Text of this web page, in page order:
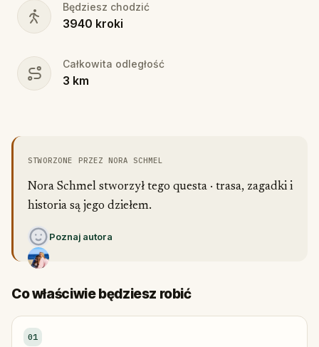
Będziesz chodzić
3940 kroki
Całkowita odległość
3 km
STWORZONE PRZEZ NORA SCHMEL
Nora Schmel stworzył tego questa · trasa, zagadki i
historia są jego dziełem.
Poznaj autora
Co właściwie będziesz robić
01